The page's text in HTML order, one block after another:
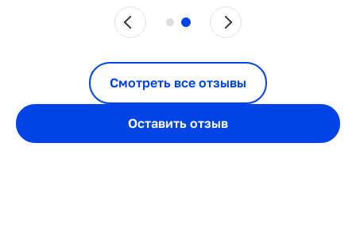
Смотреть все отзывы
Оставить отзыв